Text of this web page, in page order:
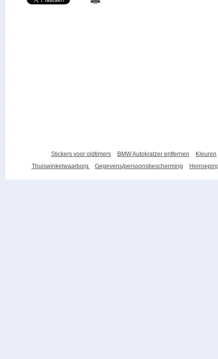
Stickers voor oldtimers BMW Autokratzer entfernen
Kleuren
Thuiswinkelwaarborg
Gegevens/persoonsbescherming